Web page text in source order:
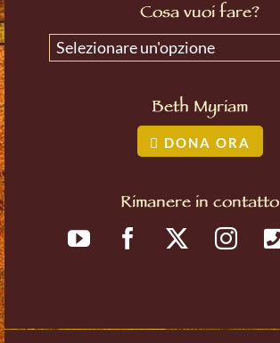
Cosa vuoi fare?
Selezionare un'opzione
Beth Myriam
DONA ORA
Rimanere in contatto